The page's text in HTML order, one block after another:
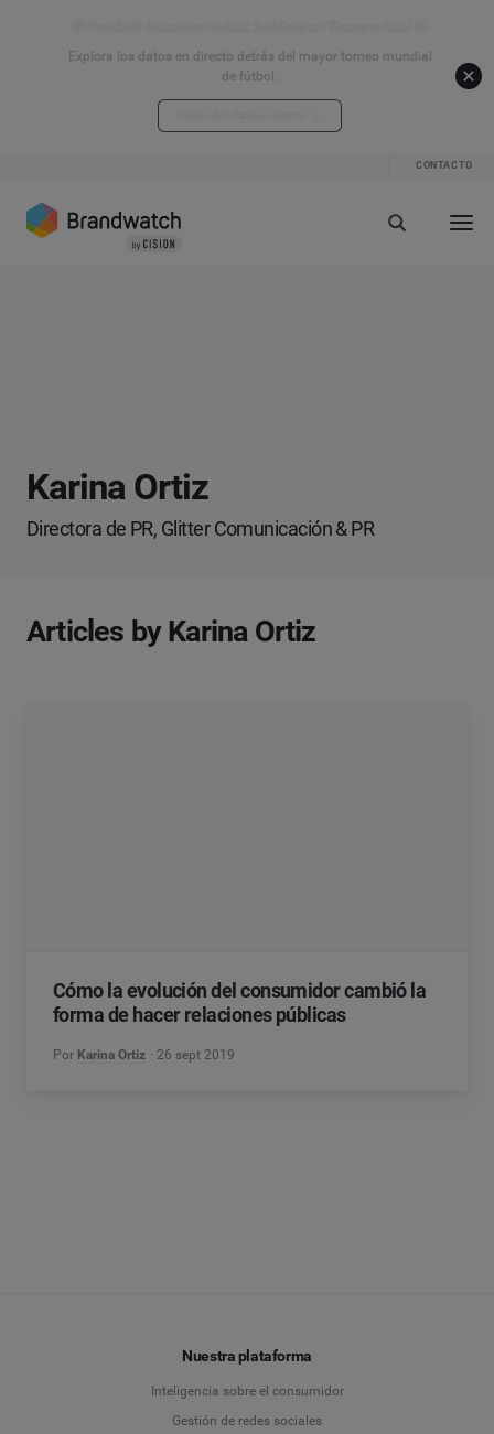
Explora los datos en directo detrás del mayor torneo mundial
de fútbol.
CONTACTO
Karina Ortiz
Directora de PR, Glitter Comunicación & PR
Articles by Karina Ortiz
Cómo la evolución del consumidor cambió la
forma de hacer relaciones públicas
Por Karina Ortiz 26 sept 2019
Nuestra plataforma
Inteligencia sobre el consumidor
Gestión de redes sociales